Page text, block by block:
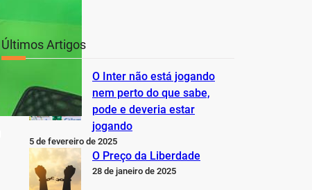
Últimos Artigos
O Inter não está jogando
nem perto do que sabe,
pode e deveria estar
jogando
5 de fevereiro de 2025
O Preço da Liberdade
28 de janeiro de 2025